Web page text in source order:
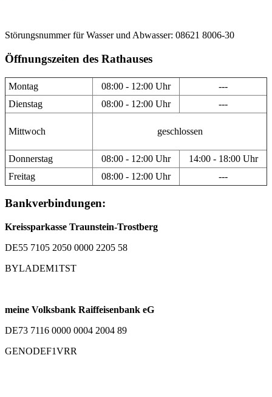
Störungsnummer für Wasser und Abwasser: 08621 8006-30
Öffnungszeiten des Rathauses
Montag 08:00 - 12:00 Uhr
---
Dienstag
08:00 - 12:00 Uhr ---
Mittwoch geschlossen
Donnerstag 08:00 - 12:00 Uhr
14:00 - 18:00 Uhr
Freitag
08:00 - 12:00 Uhr ---
Bankverbindungen:
Kreissparkasse Traunstein-Trostberg
DE55 7105 2050 0000 2205 58
BYLADEM1TST
meine Volksbank Raiffeisenbank eG
DE73 7116 0000 0004 2004 89
GENODEF1VRR